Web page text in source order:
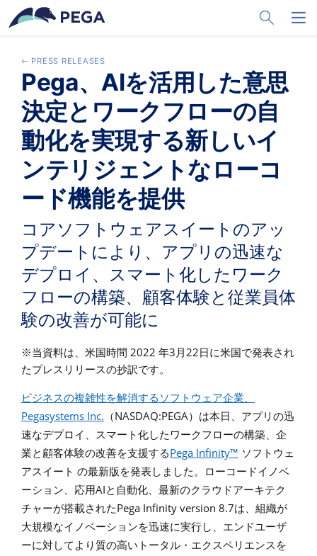
メインコンテンツに飛ぶ
Toggle
PRESS RELEASES
Pega、AIを活用した意思
決定とワークフローの自
動化を実現する新しいイ
ンテリジェントなローコ
ード機能を提供
コアソフトウェアスイートのアッ
プデートにより、アプリの迅速な
デプロイ、スマート化したワーク
フローの構築、顧客体験と従業員体
験の改善が可能に
※当資料は、米国時間 2022 年3 月 22 日に米国で発表され
たプレスリリースの抄訳です。
ビジネスの複雑性を解消するソフトウェア企業、
Pegasystems Inc. （NASDAQ:PEGA）は本日、アプリの迅
速なデプロイ、スマート化したワークフローの構築、企
業と顧客体験の改善を支援するPega Infinity™ ソフトウェ
アスイート の最新版を発表しました。ローコードイノベ
ーション、応用AIと自動化、最新のクラウドアーキテク
チャーが搭載されたPega Infinity version 8.7は、組織が
大規模なイノベーションを迅速に実行し、エンドユーザ
ーに対してより質の高いトータル・エクスペリエンスを